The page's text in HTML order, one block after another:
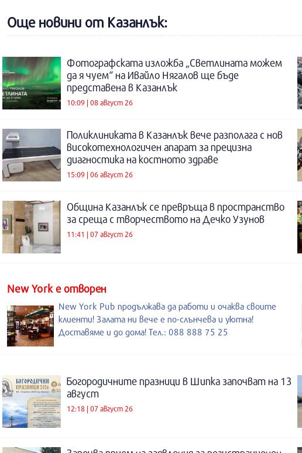
Още новини от Казанлък:
Фотографската изложба „Светлината можем
да я чуем“ на Ивайло Нягалов ще бъде
представена в Казанлък
10:09 | 08 август 26
Поликлиниката в Казанлък вече разполага с нов
високотехнологичен апарат за прецизна
диагностика на костното здраве
15:09 | 06 август 26
Община Казанлък се превръща в пространство
за среща с творчеството на Дечко Узунов
11:41 | 07 август 26
New York е отворен
New York Pub продължава да работи и очаква своите
клиенти! Залата ни вече е по-слънчева и уютна!
Доставяме и до дома! Тел.: 088 888 75 25
Богородичните празници в Шипка започват на 13
август
12:18 | 07 август 26